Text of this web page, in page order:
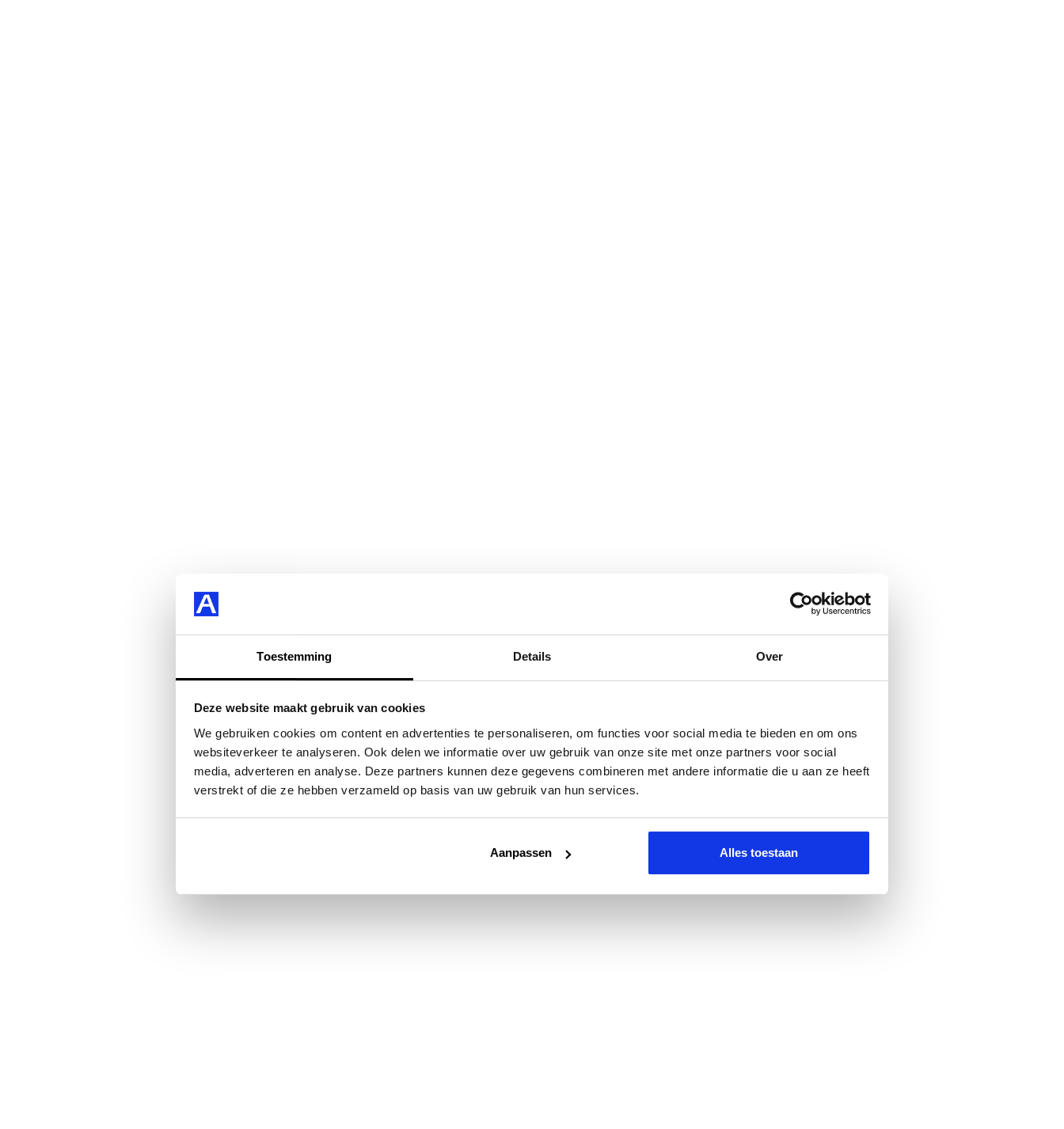
Toestemming Details Over
Deze website maakt gebruik van cookies
We gebruiken cookies om content en advertenties te personaliseren, om functies voor social media te bieden en om ons
websiteverkeer te analyseren. Ook delen we informatie over uw gebruik van onze site met onze partners voor social
media, adverteren en analyse. Deze partners kunnen deze gegevens combineren met andere informatie die u aan ze heeft
verstrekt of die ze hebben verzameld op basis van uw gebruik van hun services.
Aanpassen Alles toestaan